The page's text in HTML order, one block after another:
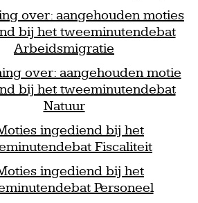
over: aangehouden moties
bij het tweeminutendebat
Arbeidsmigratie
over: aangehouden motie
bij het tweeminutendebat
Natuur
ingediend bij het
Fiscaliteit
ingediend bij het
Personeel